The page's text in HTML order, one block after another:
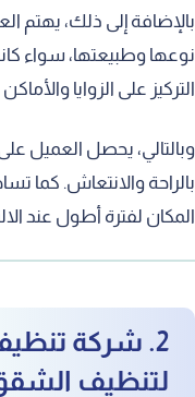
بالإضافة إلى ذلك، يهتم
نوعها وطبيعتها، سواء
التركيز على الزوايا
وبالتالي، يحصل العميل
بالراحة والانتعاش. كما
المكان لفترة أطول عند
2. شركة
لتنظيف